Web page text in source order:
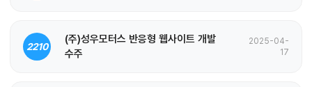
2210
(주)성우모터스 반응형 웹사이트 개발
수주
2025-04-
17